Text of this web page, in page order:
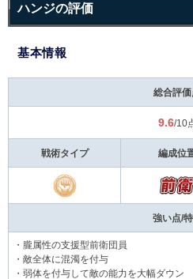
ハンジの評価
基本情報
総合評価
9.6/10
戦術タイプ 編成位
強い点/
・朧属性の支援型前衛団員
・敵全体に混濁を付与
・弱体を付与して敵の能力を大幅ダウン